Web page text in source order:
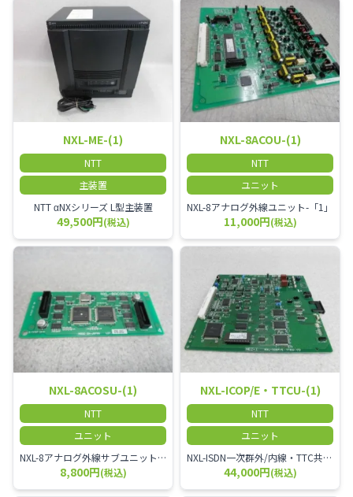
NXL-ME-(1)
NTT
主装置
NTT αNXシリーズ L型主装置
49,500円(税込)
NXL-8ACOU-(1)
NTT
ユニット
NXL-8アナログ外線ユニット-「1」
11,000円(税込)
NXL-8ACOSU-(1)
NTT
ユニット
NXL-8アナログ外線サブユニット-「1」
8,800円(税込)
NXL-ICOP/E・TTCU-(1)
NTT
ユニット
NXL-ISDN一次群外/内線・TTC共通線ユニット-「1」
44,000円(税込)